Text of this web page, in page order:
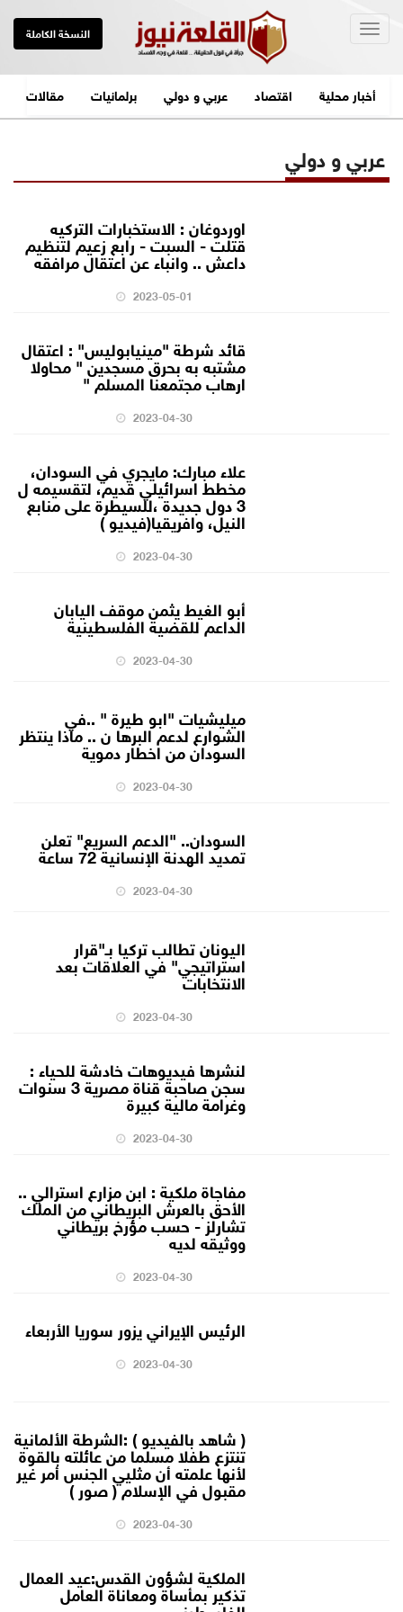
النسخة الكاملة
أخبار محلية اقتصاد عربي و دولي برلمانيات مقالات
عربي و دولي
اوردوغان : الاستخبارات التركيه
قتلت - السبت - رابع زعيم لتنظيم
داعش .. وانباء عن اعتقال مرافقه
2023-05-01
قائد شرطة "مينيابوليس" : اعتقال
مشتبه به بحرق مسجدين " محاولا
ارهاب مجتمعنا المسلم "
2023-04-30
علاء مبارك: مايجري في السودان،
مخطط اسرائيلي قديم، لتقسيمه ل
3 دول جديدة ،للسيطرة على منابع
النيل، وافريقيا(فيديو )
2023-04-30
أبو الغيط يثمن موقف اليابان
الداعم للقضية الفلسطينية
2023-04-30
ميليشيات "ابو طيرة " ..في
الشوارع لدعم البرها ن .. ماذا ينتظر
السودان من اخطار دموية
2023-04-30
السودان.. "الدعم السريع" تعلن
تمديد الهدنة الإنسانية 72 ساعة
2023-04-30
اليونان تطالب تركيا بـ"قرار
استراتيجي" في العلاقات بعد
الانتخابات
2023-04-30
لنشرها فيديوهات خادشة للحياء :
سجن صاحبة قناة مصرية 3 سنوات
وغرامة مالية كبيرة
2023-04-30
مفاجاة ملكية : ابن مزارع استرالي ..
الأحق بالعرش البريطاني من الملك
تشارلز - حسب مؤرخ بريطاني
ووثيقه لديه
2023-04-30
الرئيس الإيراني يزور سوريا الأربعاء
2023-04-30
( شاهد بالفيديو ) :الشرطة الألمانية
تنتزع طفلا مسلما من عائلته بالقوة
لأنها علمته أن مثليي الجنس أمر غير
مقبول في الإسلام ( صور )
2023-04-30
الملكية لشؤون القدس:عيد العمال
تذكير بمأساة ومعاناة العامل